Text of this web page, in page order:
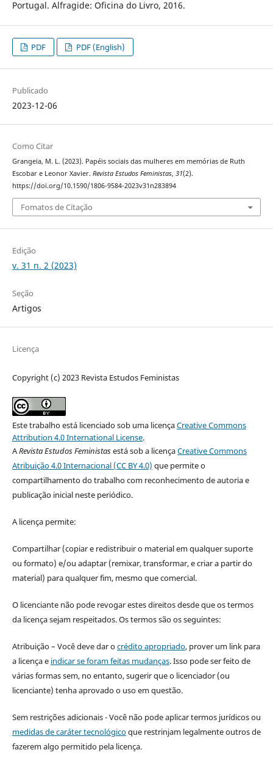
Portugal. Alfragide: Oficina do Livro, 2016.
PDF PDF (English)
Publicado
2023-12-06
Como Citar
Grangeia, M. L. (2023). Papéis sociais das mulheres em memórias de Ruth
Escobar e Leonor Xavier. Revista Estudos Feministas, 31(2).
https://doi.org/10.1590/1806-9584-2023v31n283894
Fomatos de Citação
Edição
v. 31 n. 2 (2023)
Seção
Artigos
Licença
Copyright (c) 2023 Revista Estudos Feministas
Este trabalho está licenciado sob uma licençaCreative Commons
Attribution 4.0 International License.
ARevista Estudos Feministasestá sob a licençaCreative Commons
Atribuição 4.0 Internacional (CC BY 4.0) que permite o
compartilhamento do trabalho com reconhecimento de autoria e
publicação inicial neste periódico.
A licença permite:
Compartilhar (copiar e redistribuir o material em qualquer suporte
ou formato) e/ou adaptar (remixar, transformar, e criar a partir do
material) para qualquer fim, mesmo que comercial.
O licenciante não pode revogar estes direitos desde que os termos
da licença sejam respeitados. Os termos são os seguintes:
Atribuição – Você deve dar ocrédito apropriado, prover um link para
a licença e indicar se foram feitas mudanças. Isso pode ser feito de
várias formas sem, no entanto, sugerir que o licenciador (ou
licenciante) tenha aprovado o uso em questão.
Sem restrições adicionais - Você não pode aplicar termos jurídicos ou
medidas de caráter tecnológicoque restrinjam legalmente outros de
fazerem algo permitido pela licença.